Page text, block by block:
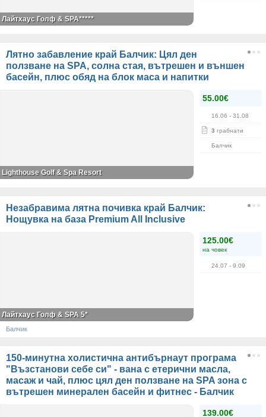
Лайтхаус Голф & SPA*****
Лятно забавление край Балчик: Цял ден
ползване на SPA, солна стая, вътрешен и външен
басейн, плюс обяд на блок маса и напитки
55.00€
16.06 - 31.08
3 грабнати
Балчик
Lighthouse Golf & Spa Resort
Незабравима лятна почивка край Балчик:
Нощувка на база Premium All Inclusive
125.00€
на човек
24.07 - 9.09
Лайтхаус Голф & SPA 5*
Балчик
150-минутна холистична антибърнаут програма
"Възстанови себе си" - вана с етерични масла,
масаж и чай, плюс цял ден ползване на SPA зона с
вътрешен минерален басейн и фитнес - Балчик
139.00€